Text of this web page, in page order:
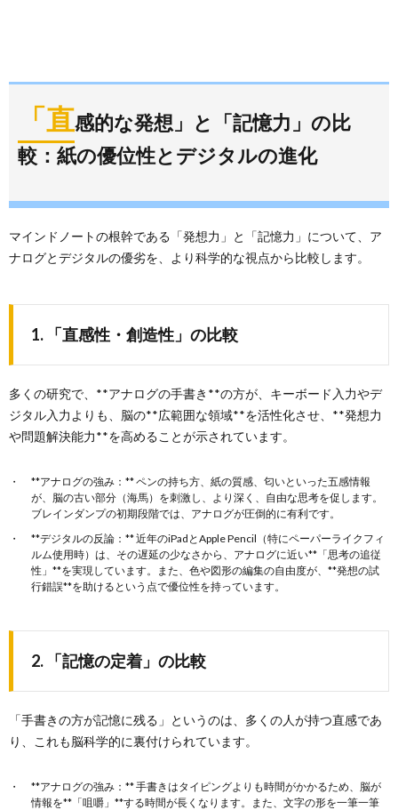
「直感的な発想」と「記憶力」の比
較：紙の優位性とデジタルの進化
マインドノートの根幹である「発想力」と「記憶力」について、ア
ナログとデジタルの優劣を、より科学的な視点から比較します。
1. 「直感性・創造性」の比較
多くの研究で、**アナログの手書き**の方が、キーボード入力やデ
ジタル入力よりも、脳の**広範囲な領域**を活性化させ、**発想力
や問題解決能力**を高めることが示されています。
**アナログの強み：** ペンの持ち方、紙の質感、匂いといった五感情報
が、脳の古い部分（海馬）を刺激し、より深く、自由な思考を促します。
ブレインダンプの初期段階では、アナログが圧倒的に有利です。
**デジタルの反論：** 近年のiPadとApple Pencil（特にペーパーライクフィ
ルム使用時）は、その遅延の少なさから、アナログに近い**「思考の追従
性」**を実現しています。また、色や図形の編集の自由度が、**発想の試
行錯誤**を助けるという点で優位性を持っています。
2. 「記憶の定着」の比較
「手書きの方が記憶に残る」というのは、多くの人が持つ直感であ
り、これも脳科学的に裏付けられています。
**アナログの強み：** 手書きはタイピングよりも時間がかかるため、脳が
情報を**「咀嚼」**する時間が長くなります。また、文字の形を一筆一筆